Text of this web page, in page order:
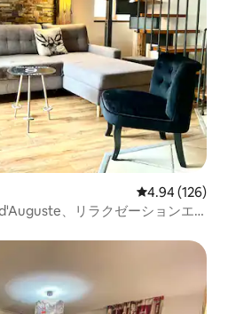
レビュー126
4.94 (126)
、リラクゼーションエ